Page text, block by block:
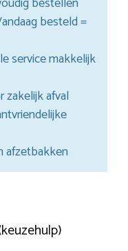
besteld =
service makkelijk
zakelijk afval
afzetbakken